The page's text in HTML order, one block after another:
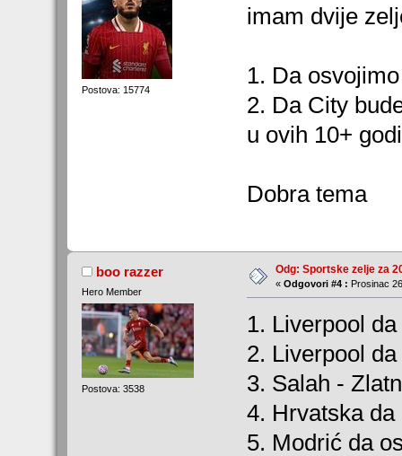
Postova: 15774
imam dvije
1. Da
2. Da City
u ovih 10+
Dobra tema
boo razzer
Hero Member
Postova: 3538
Odg: Sportske zelje za
« Odgovori #4 : Prosinac
1. Liverpool
2. Liverpool
3. Salah -
4. Hrvatska
5. Modrić da